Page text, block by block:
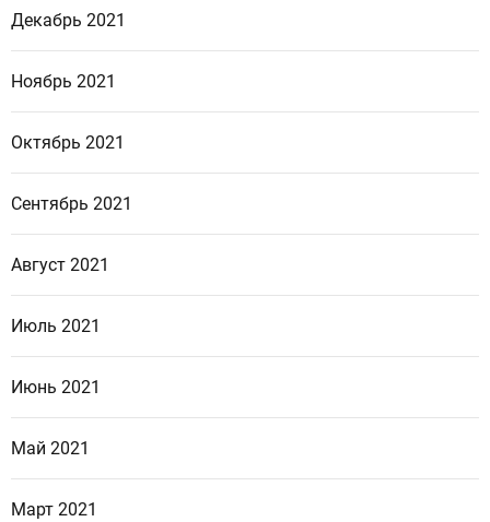
Декабрь 2021
Ноябрь 2021
Октябрь 2021
Сентябрь 2021
Август 2021
Июль 2021
Июнь 2021
Май 2021
Март 2021